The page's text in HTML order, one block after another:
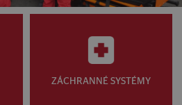
ZÁCHRANNÉ SYSTÉMY